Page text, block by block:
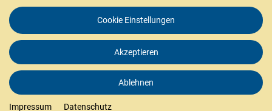
Ihren Bereich.
Deutschland
Tel +49 (0)7551 / 80 99 0
Fax +49 (0)7551 / 80 99 20
info@puren.com
Cookie Einstellungen
Akzeptieren
Ablehnen
Impressum Datenschutz